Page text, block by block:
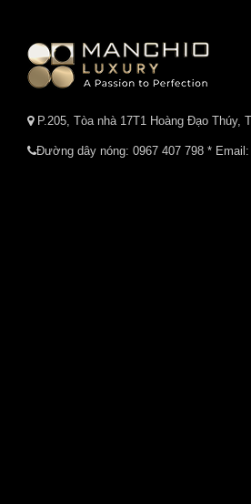
P.205, Tòa nhà 17T1 Hoàng Đạo Thúy,
Đường dây nóng: 0967 407 798 *